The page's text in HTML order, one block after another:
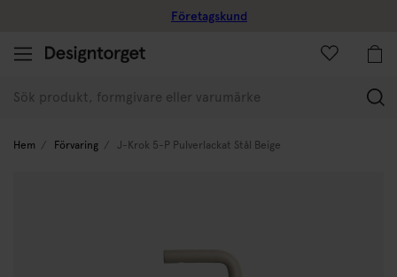
Företagskund
Hem Förvaring J-Krok 5-P Pulverlackat Stål Beige